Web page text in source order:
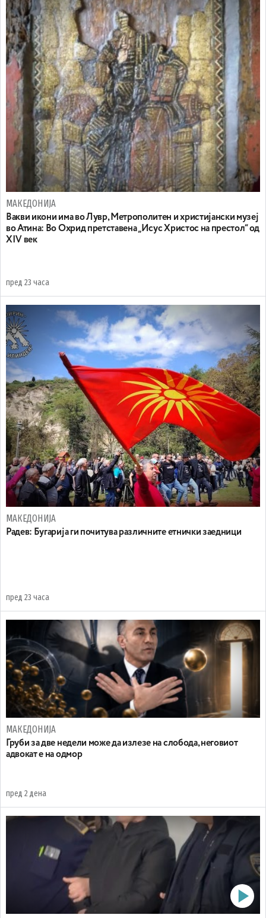
МАКЕДОНИЈА
Вакви икони има во Лувр, Метрополитен и христијански музеј
во Атина: Во Охрид претставена „Исус Христос на престол“ од
XIV век
пред 23 часа
МАКЕДОНИЈА
Радев: Бугарија ги почитува различните етнички заедници
пред 23 часа
МАКЕДОНИЈА
Груби за две недели може да излезе на слобода, неговиот
адвокат е на одмор
пред 2 дена